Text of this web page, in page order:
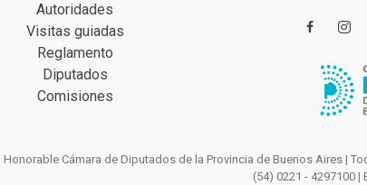
Autoridades
Visitas guiadas
Reglamento
Diputados
Comisiones

Cámara de Diputados de la Provincia de Buenos Aires |
(54) 0221 - 4297100